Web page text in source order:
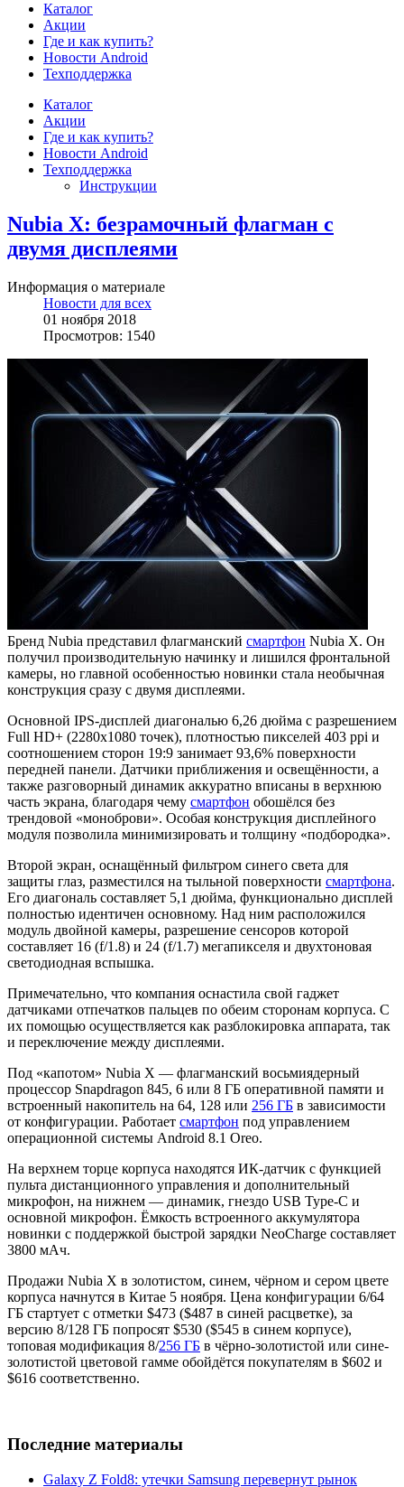
Каталог
Акции
Где и как купить?
Новости Android
Техподдержка
Каталог
Акции
Где и как купить?
Новости Android
Техподдержка
Инструкции
Nubia X: безрамочный флагман с
двумя дисплеями
Информация о материале
Новости для всех
01 ноября 2018
Просмотров: 1540
Бренд Nubia представил флагманский смартфон Nubia X. Он
получил производительную начинку и лишился фронтальной
камеры, но главной особенностью новинки стала необычная
конструкция сразу с двумя дисплеями.
Основной IPS-дисплей диагональю 6,26 дюйма с разрешением
Full HD+ (2280x1080 точек), плотностью пикселей 403 ppi и
соотношением сторон 19:9 занимает 93,6% поверхности
передней панели. Датчики приближения и освещённости, а
также разговорный динамик аккуратно вписаны в верхнюю
часть экрана, благодаря чему смартфон обошёлся без
трендовой «моноброви». Особая конструкция дисплейного
модуля позволила минимизировать и толщину «подбородка».
Второй экран, оснащённый фильтром синего света для
защиты глаз, разместился на тыльной поверхности смартфона.
Его диагональ составляет 5,1 дюйма, функционально дисплей
полностью идентичен основному. Над ним расположился
модуль двойной камеры, разрешение сенсоров которой
составляет 16 (f/1.8) и 24 (f/1.7) мегапикселя и двухтоновая
светодиодная вспышка.
Примечательно, что компания оснастила свой гаджет
датчиками отпечатков пальцев по обеим сторонам корпуса. С
их помощью осуществляется как разблокировка аппарата, так
и переключение между дисплеями.
Под «капотом» Nubia X — флагманский восьмиядерный
процессор Snapdragon 845, 6 или 8 ГБ оперативной памяти и
встроенный накопитель на 64, 128 или 256 ГБ в зависимости
от конфигурации. Работает смартфон под управлением
операционной системы Android 8.1 Oreo.
На верхнем торце корпуса находятся ИК-датчик с функцией
пульта дистанционного управления и дополнительный
микрофон, на нижнем — динамик, гнездо USB Type-C и
основной микрофон. Ёмкость встроенного аккумулятора
новинки с поддержкой быстрой зарядки NeoCharge составляет
3800 мАч.
Продажи Nubia X в золотистом, синем, чёрном и сером цвете
корпуса начнутся в Китае 5 ноября. Цена конфигурации 6/64
ГБ стартует с отметки $473 ($487 в синей расцветке), за
версию 8/128 ГБ попросят $530 ($545 в синем корпусе),
топовая модификация 8/256 ГБ в чёрно-золотистой или сине-
золотистой цветовой гамме обойдётся покупателям в $602 и
$616 соответственно.
Последние материалы
Galaxy Z Fold8: утечки Samsung перевернут рынок